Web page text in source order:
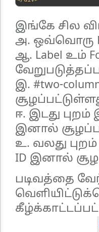
இங்கே சில
அ. ஒவ்வொரு
ஆ. Label உம்
இ. #two-
ஈ. இடது
இனால்
உ. வலது
ID இனால்
படிவத்தை